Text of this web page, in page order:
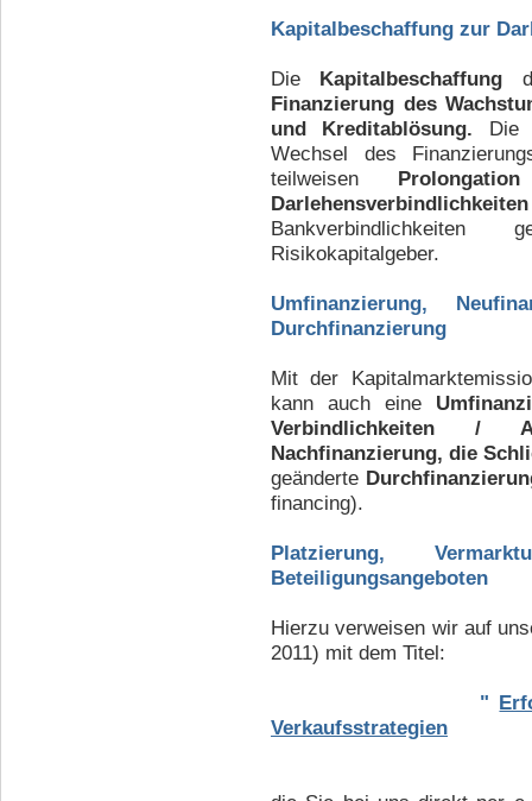
Kapitalbeschaffung zur
Die Kapitalbeschaffung
Finanzierung des
und Kreditablösung. Die
Wechsel des
teilweisen
Darlehensverbindlichkeiten
Risikokapitalgeber.
Umfinanzierung,
Durchfinanzierung
Mit der
kann auch eine
Verbindlichkeiten /
Nachfinanzierung, die
geänderte
financing).
Platzierung,
Beteiligungsangeboten
Hierzu verweisen wir auf
2011) mit dem Titel:
"
Verkaufsstrategien